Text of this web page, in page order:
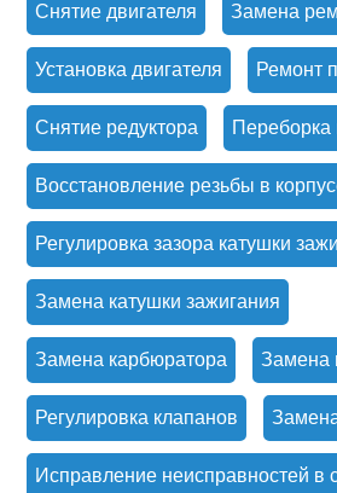
Снятие двигателя Замена
Установка двигателя Ремонт
Снятие редуктора Переборка
Восстановление резьбы в
Регулировка зазора катушки
Замена катушки зажигания
Замена карбюратора Замена
Регулировка клапанов
Исправление неисправностей в